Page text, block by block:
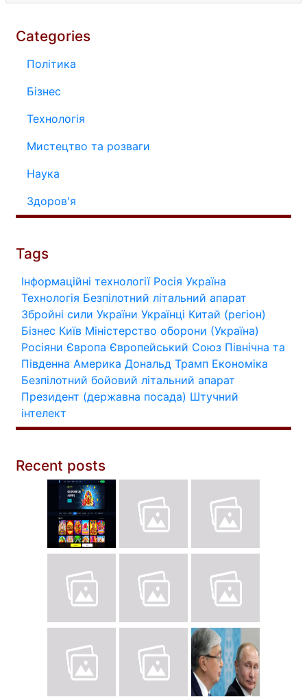
Categories
Політика
Бізнес
Технологія
Мистецтво та розваги
Наука
Здоров'я
Tags
Інформаційні технології Росія Україна
Технологія Безпілотний літальний апарат
Збройні сили України Українці Китай (регіон)
Бізнес Київ Міністерство оборони (Україна)
Росіяни Європа Європейський Союз Північна та
Південна Америка Дональд Трамп Економіка
Безпілотний бойовий літальний апарат
Президент (державна посада) Штучний
інтелект
Recent posts